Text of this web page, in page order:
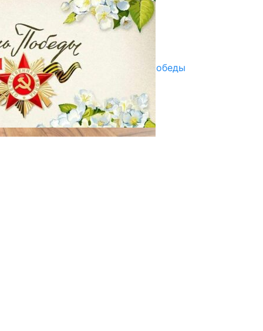
07.08.2025
Улуу Жеңиштин жандуу сөзү
29.04.2025
Награды в преддверии Дня Победы
29.04.2025